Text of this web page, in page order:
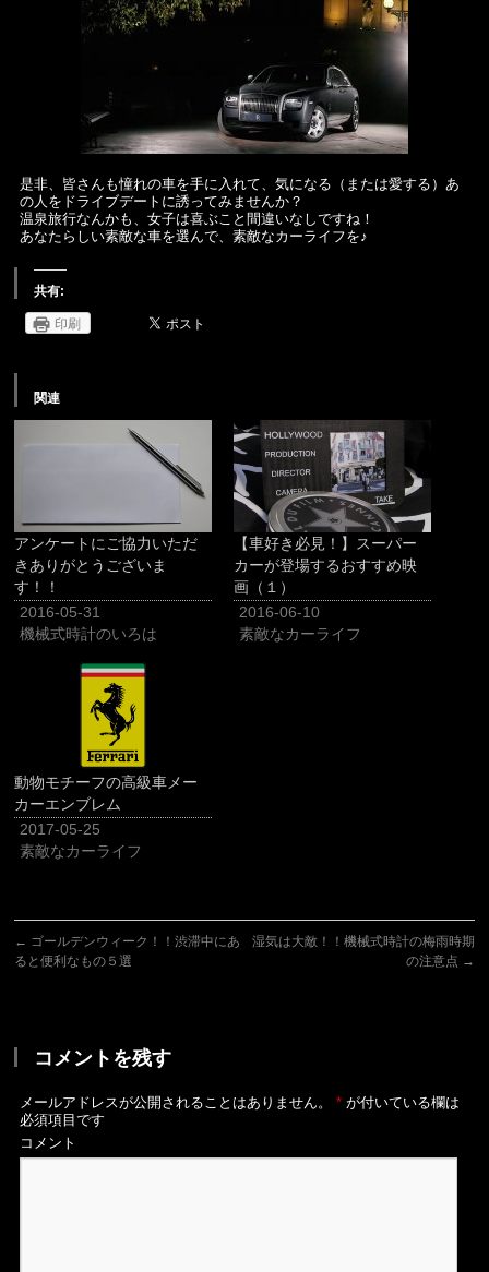
是非、皆さんも憧れの車を手に入れて、気になる（または愛する）あ
の人をドライブデートに誘ってみませんか？
温泉旅行なんかも、女子は喜ぶこと間違いなしですね！
あなたらしい素敵な車を選んで、素敵なカーライフを♪
共有:
印刷
関連
アンケートにご協力いただ
きありがとうございま
す！！
2016-05-31
機械式時計のいろは
【車好き必見！】スーパー
カーが登場するおすすめ映
画（１）
2016-06-10
素敵なカーライフ
動物モチーフの高級車メー
カーエンブレム
2017-05-25
素敵なカーライフ
← ゴールデンウィーク！！渋滞中にあ
ると便利なもの５選
湿気は大敵！！機械式時計の梅雨時期
の注意点 →
コメントを残す
メールアドレスが公開されることはありません。 * が付いている欄は
必須項目です
コメント